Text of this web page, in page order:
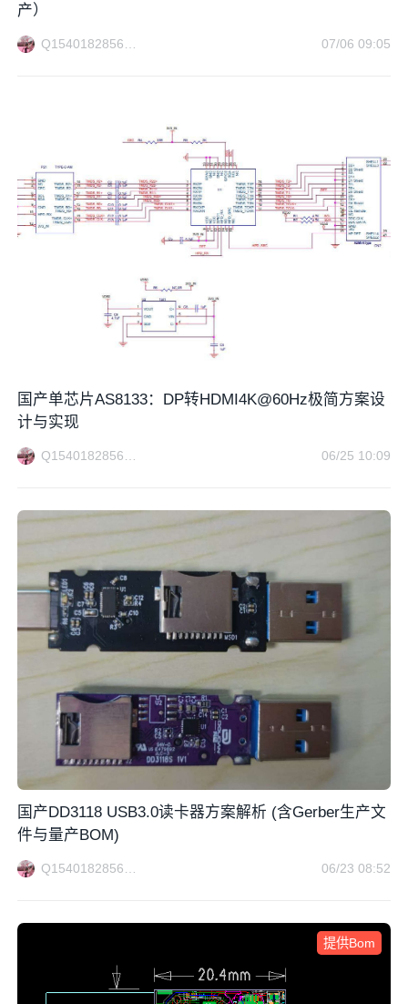
产）
07/06 09:05
国产单芯片AS8133：DP转HDMI4K@60Hz极简方案设
计与实现
Q1540182856方案电路 06/25 10:09
国产DD3118 USB3.0读卡器方案解析 (含Gerber生产文
件与量产BOM)
06/23 08:52
提供Bom